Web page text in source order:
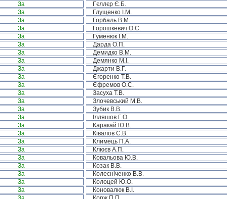
За Гєллєр Є.Б.
За Глущенко І.М.
За Горбаль В.М.
За Горошкевич О.С.
За Гуменюк І.М.
За Дарда О.П.
За Демидко В.М.
За Демянко М.І.
За Джарти В.Г.
За Єгоренко Т.В.
За Єфремов О.С.
За Засуха Т.В.
За Злочевський М.В.
За Зубик В.В.
За Ілляшов Г.О.
За Каракай Ю.В.
За Ківалов С.В.
За Климець П.А.
За Клюєв А.П.
За Ковальова Ю.В.
За Козак В.В.
За Колесніченко В.В.
За Колоцей Ю.О.
За Коновалюк В.І.